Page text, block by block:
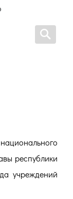
республики
учреждений